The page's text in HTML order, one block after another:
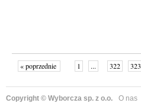
« poprzednie 1 ... 322 323
Copyright © Wyborcza sp. z o.o. O nas